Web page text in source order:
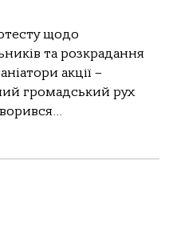
щодо
та розкрадання
акції –
громадський рух